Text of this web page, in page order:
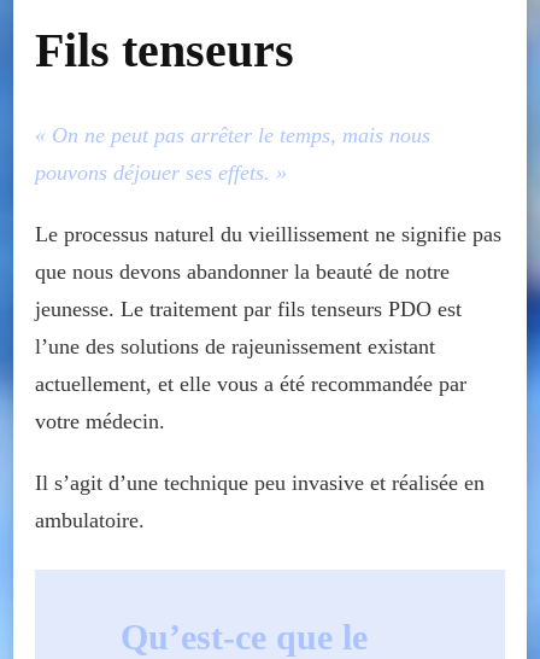
Fils tenseurs
« On ne peut pas arrêter le temps, mais nous
pouvons déjouer ses effets. »
Le processus naturel du vieillissement ne signifie pas
que nous devons abandonner la beauté de notre
jeunesse. Le traitement par fils tenseurs PDO est
l’une des solutions de rajeunissement existant
actuellement, et elle vous a été recommandée par
votre médecin.
Il s’agit d’une technique peu invasive et réalisée en
ambulatoire.
Qu’est-ce que le